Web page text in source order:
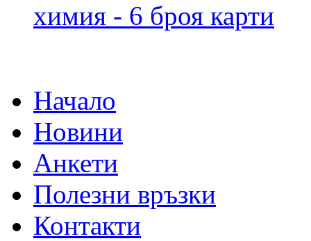
химия - 6 броя карти
Начало
Новини
Анкети
Полезни връзки
Контакти